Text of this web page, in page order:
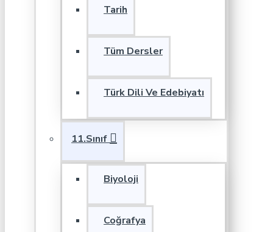
Tarih
Tüm Dersler
Türk Dili Ve Edebiyatı
11.Sınıf
Biyoloji
Coğrafya